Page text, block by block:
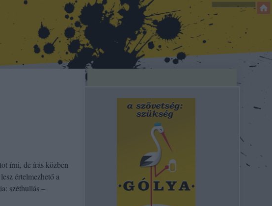
írni, de írás közben
értelmezhető a
széthullás –